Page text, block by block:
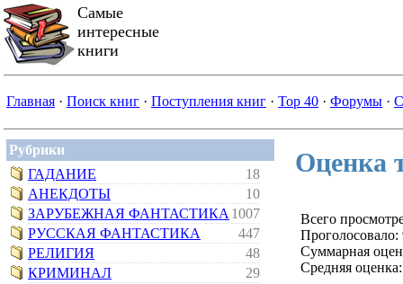
Самые
интересные
книги
Главная · Поиск книг · Поступления книг · Top 40 · Форумы ·
Рубрики
ГАДАНИЕ
18
АНЕКДОТЫ
10
ЗАРУБЕЖНАЯ ФАНТАСТИКА 1007
РУССКАЯ ФАНТАСТИКА
447
РЕЛИГИЯ
48
КРИМИНАЛ
29
Оценка
Всего
Проголосовало:
Суммарная
Средняя